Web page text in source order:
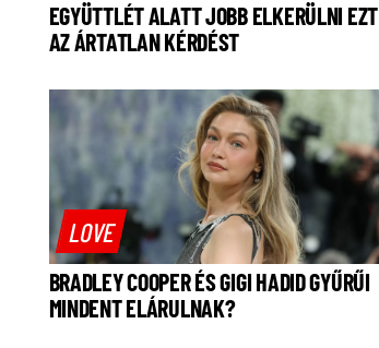
EGYÜTTLÉT ALATT JOBB ELKERÜLNI EZT
AZ ÁRTATLAN KÉRDÉST
LOVE
BRADLEY COOPER ÉS GIGI HADID GYŰRŰI
MINDENT ELÁRULNAK?